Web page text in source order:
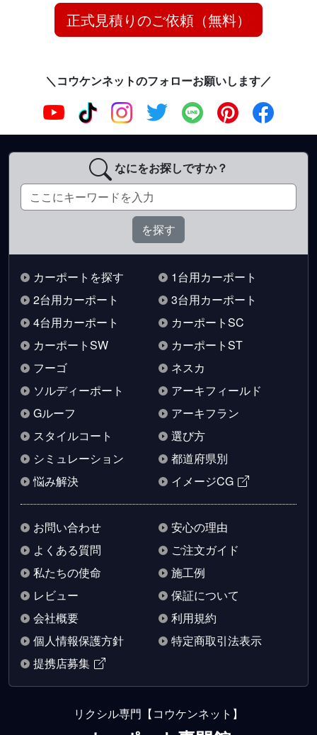
正式見積りのご依頼（無料）
＼コウケンネットのフォローお願いします／
なにをお探しですか？
カーポートを探す
1台用カーポート
2台用カーポート
3台用カーポート
4台用カーポート
カーポートSC
カーポートSW
カーポートST
フーゴ
ネスカ
ソルディーポート
アーキフィールド
Gルーフ
アーキフラン
スタイルコート
選び方
シミュレーション
都道府県別
悩み解決
イメージCG
お問い合わせ
安心の理由
よくある質問
ご注文ガイド
私たちの使命
施工例
レビュー
保証について
会社概要
利用規約
個人情報保護方針
特定商取引法表示
提携店募集
リクシル専門【コウケンネット】